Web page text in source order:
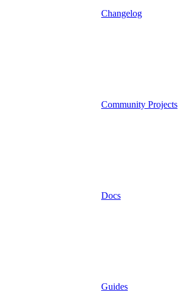
Changelog
Community Projects
Docs
Guides